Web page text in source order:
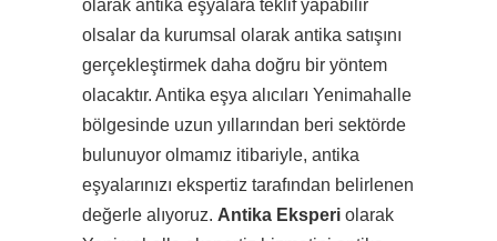
olarak antika eşyalara teklif yapabilir
olsalar da kurumsal olarak antika satışını
gerçekleştirmek daha doğru bir yöntem
olacaktır. Antika eşya alıcıları Yenimahalle
bölgesinde uzun yıllarından beri sektörde
bulunuyor olmamız itibariyle, antika
eşyalarınızı ekspertiz tarafından belirlenen
değerle alıyoruz. Antika Eksperi olarak